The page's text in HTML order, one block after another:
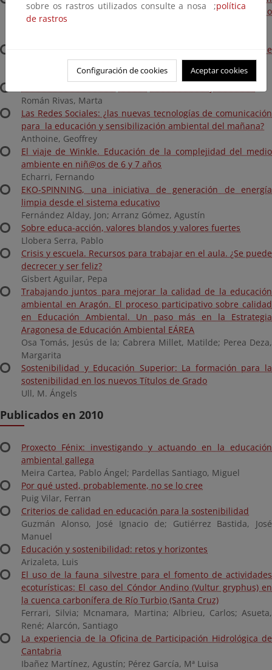
ambiental: Un estudio del colectivo joven de medio
ambiente, Salvador-Bahia-Brasil
MAREAS VIVAS. Contagiándome/nos de modelos que
transforman el inconsciente colectivo
Saldaña Buenache, Eva
Román Rivas, Marta
Las Redes Sociales: ¿las nuevas tecnologías de comunicación
para la educación y sensibilización ambiental del mañana?
Anthoine, Geoffrey
El viaje de Winkle. Educación de la complejidad del medio
ambiente en niñ@os de 6 y 7 años
Echarri, Fernando
EKO-SPINNING, una iniciativa de generación de energía
limpia desde el sistema educativo
Fernández Alday, Jon; Arranz Gómez, Agustín
Sobre educa-acción, valores blandos y valores fuertes
Llobera Serra, Pablo
Crisis y escuela. Recursos para trabajar en el aula. ¿Se puede
decrecer y ser feliz?
Gisbert Aguilar, Pepa
Trabajando juntos para mejorar la calidad de la educación
ambiental en Aragón. El proceso participativo sobre calidad
en Educación Ambiental. Un paso más en la Estrategia
Aragonesa de Educación Ambiental EÁREA
Osa Tomás, Jesús de la; Cabrera Millet, Matilde; Perea Deza,
Margarita
Sostenibilidad y Educación Superior: La formación para la
sostenibilidad en los nuevos Títulos de Grado
Ull, M. Ángels
Publicados en 2010
Proxecto Fénix: investigando y actuando en la educación
ambiental gallega
Meira Cartea, Pablo Ángel; Pardellas Santiago, Miguel
Por qué usted, probablemente, no se lo cree
Puig Vilar, Ferran
Criterios de calidad en educación para la sostenibilidad
Guzmán Alonso, José Ignacio de; Gutiérrez Bastida, José
Manuel
Educación y sostenibilidad: retos y horizontes
Arizaleta, Luis
El uso de la fauna silvestre para el fomento de actividades
ecoturísticas: El caso del Cóndor Andino (Vultur gryphus) en
la cuenca carbonífera de Río Turbio (Santa Cruz)
Ferrari, Silvia; Mcnamara, Martina; Albrieu, Carlos; Asueta,
René; Alarcón, Santiago
La experiencia de la Oficina de Participación Hidrológica de
Cantabria
Ibañez Martínez, Agustín; Pérez García, Mª Luisa
sobre os rastros utilizados consulte a nosa ;política
de rastros
Configuración de cookies Aceptar cookies